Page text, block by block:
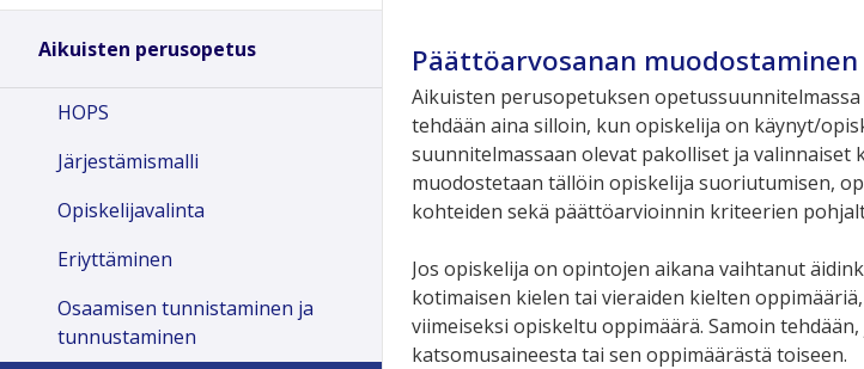
Päättöarvosanan muodostaminen
Aikuisten perusopetuksen
tehdään aina silloin, kun opiskelija on käynyt/
suunnitelmassaan olevat pakolliset ja valinnaiset
muodostetaan tällöin opiskelija suoriutumisen,
kohteiden sekä päättöarvioinnin kriteerien
Jos opiskelija on opintojen aikana vaihtanut
kotimaisen kielen tai vieraiden kielten
viimeiseksi opiskeltu oppimäärä. Samoin
katsomusaineesta tai sen oppimäärästä toiseen.
Aikuisten perusopetus
HOPS
Järjestämismalli
Opiskelijavalinta
Eriyttäminen
Osaamisen tunnistaminen ja
tunnustaminen